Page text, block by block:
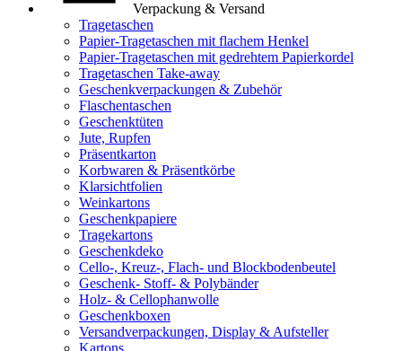
Verpackung & Versand
Tragetaschen
Papier-Tragetaschen mit flachem Henkel
Papier-Tragetaschen mit gedrehtem Papierkordel
Tragetaschen Take-away
Geschenkverpackungen & Zubehör
Flaschentaschen
Geschenktüten
Jute, Rupfen
Präsentkarton
Korbwaren & Präsentkörbe
Klarsichtfolien
Weinkartons
Geschenkpapiere
Tragekartons
Geschenkdeko
Cello-, Kreuz-, Flach- und Blockbodenbeutel
Geschenk- Stoff- & Polybänder
Holz- & Cellophanwolle
Geschenkboxen
Versandverpackungen, Display & Aufsteller